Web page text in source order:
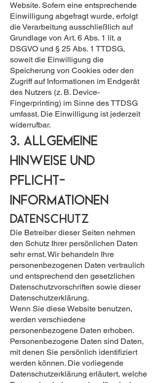
Website. Sofern eine entsprechende
Einwilligung abgefragt wurde, erfolgt
die Verarbeitung ausschließlich auf
Grundlage von Art. 6 Abs. 1 lit. a
DSGVO und § 25 Abs. 1 TTDSG,
soweit die Einwilligung die
Speicherung von Cookies oder den
Zugriff auf Informationen im Endgerät
des Nutzers (z. B. Device-
Fingerprinting) im Sinne des TTDSG
umfasst. Die Einwilligung ist jederzeit
widerrufbar.
3. Allgemeine
Hinweise und
Pflicht­
informationen
Datenschutz
Die Betreiber dieser Seiten nehmen
den Schutz Ihrer persönlichen Daten
sehr ernst. Wir behandeln Ihre
personenbezogenen Daten vertraulich
und entsprechend den gesetzlichen
Datenschutzvorschriften sowie dieser
Datenschutzerklärung.
Wenn Sie diese Website benutzen,
werden verschiedene
personenbezogene Daten erhoben.
Personenbezogene Daten sind Daten,
mit denen Sie persönlich identifiziert
werden können. Die vorliegende
Datenschutzerklärung erläutert, welche